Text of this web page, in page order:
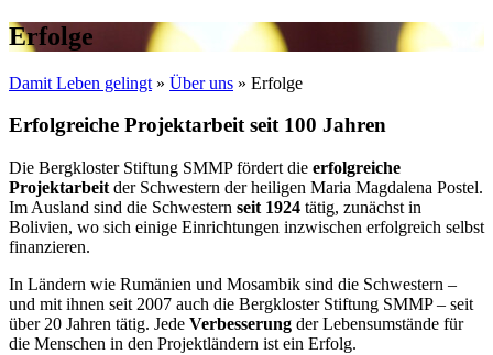
Erfolge
Damit Leben gelingt » Über uns » Erfolge
Erfolgreiche Projektarbeit seit 100 Jahren
Die Bergkloster Stiftung SMMP fördert die erfolgreiche
Projektarbeit der Schwestern der heiligen Maria Magdalena Postel.
Im Ausland sind die Schwestern seit 1924 tätig, zunächst in
Bolivien, wo sich einige Einrichtungen inzwischen erfolgreich selbst
finanzieren.
In Ländern wie Rumänien und Mosambik sind die Schwestern –
und mit ihnen seit 2007 auch die Bergkloster Stiftung SMMP – seit
über 20 Jahren tätig. Jede Verbesserung der Lebensumstände für
die Menschen in den Projektländern ist ein Erfolg.